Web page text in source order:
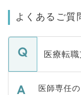
よくあるご質
医療転
医師専任